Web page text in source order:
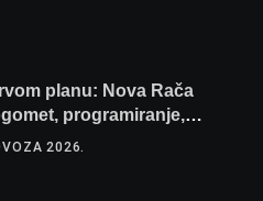
planu: Nova Rača
programiranje,
u jedan projekt
2026.